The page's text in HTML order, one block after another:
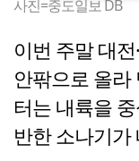
사진=중도일보 DB
이번 주말 대
안팎으로 올라
터는 내륙을
반한 소나기가